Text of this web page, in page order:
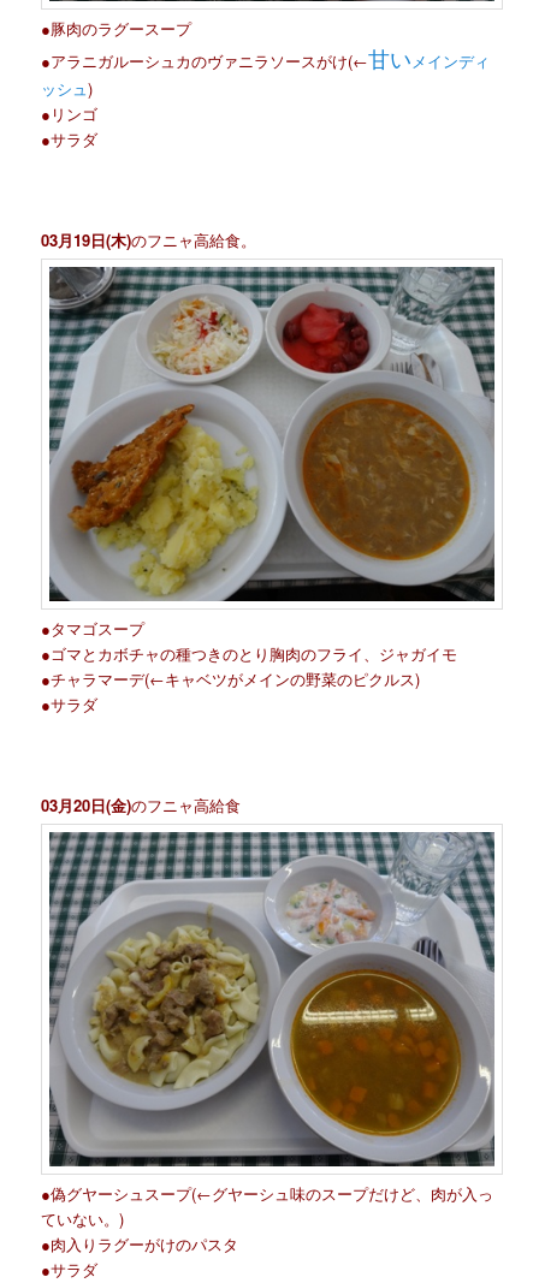
●豚肉のラグースープ
●アラニガルーシュカのヴァニラソースがけ(←甘い メインディ
ッシュ)
●リンゴ
●サラダ
03月19日(木)のフニャ高給食。
●タマゴスープ
●ゴマとカボチャの種つきのとり胸肉のフライ、ジャガイモ
●チャラマーデ(←キャベツがメインの野菜のピクルス)
●サラダ
03月20日(金)のフニャ高給食
●偽グヤーシュスープ(←グヤーシュ味のスープだけど、肉が入っ
ていない。)
●肉入りラグーがけのパスタ
●サラダ